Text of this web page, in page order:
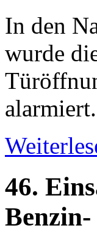
In den
wurde
alarmiert.
46.